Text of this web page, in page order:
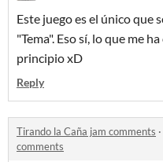
Este juego es el único que
"Tema". Eso sí, lo que me
principio xD
Reply
Tirando la Caña jam comments ·
comments